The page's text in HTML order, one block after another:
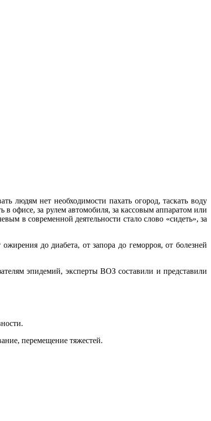
людям нет необходимости пахать огород, таскать воду
офисе, за рулем автомобиля, за кассовым аппаратом или
в современной деятельности стало слово «сидеть», за
до диабета, от запора до геморроя, от болезней
эпидемий, эксперты ВОЗ составили и представили
перемещение тяжестей.